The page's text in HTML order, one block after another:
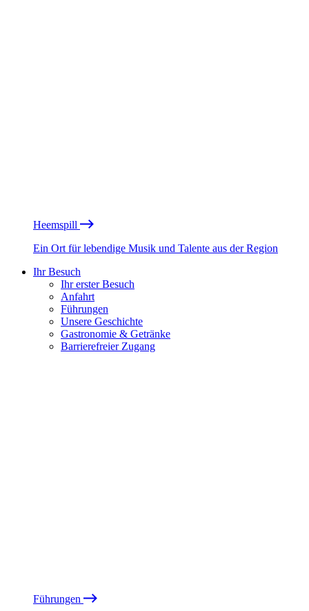
Heemspill
Ein Ort für lebendige Musik und Talente aus der Region
Ihr Besuch
Ihr erster Besuch
Anfahrt
Führungen
Unsere Geschichte
Gastronomie & Getränke
Barrierefreier Zugang
Führungen